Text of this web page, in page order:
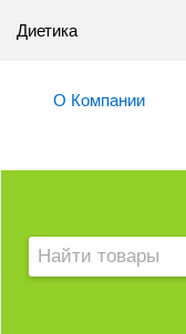
Диетика
О Компании